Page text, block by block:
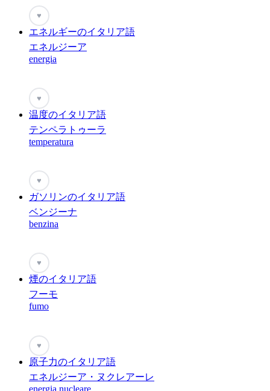
♥
エネルギーのイタリア語
エネルジーア
energia
♥
温度のイタリア語
テンペラトゥーラ
temperatura
♥
ガソリンのイタリア語
ベンジーナ
benzina
♥
煙のイタリア語
フーモ
fumo
♥
原子力のイタリア語
エネルジーア・ヌクレアーレ
energia nucleare